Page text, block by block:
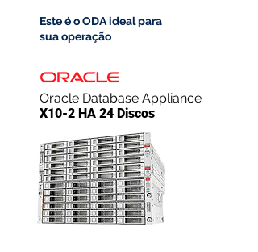
Este é o ODA ideal para
sua operação
Oracle Database Appliance
X10-2 HA 24 Discos